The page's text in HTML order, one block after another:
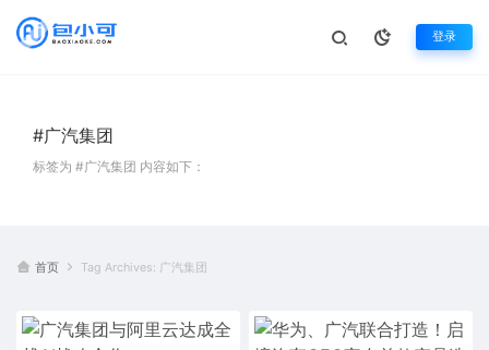
登录
#广汽集团
标签为 #广汽集团 内容如下：
首页 Tag Archives: 广汽集团